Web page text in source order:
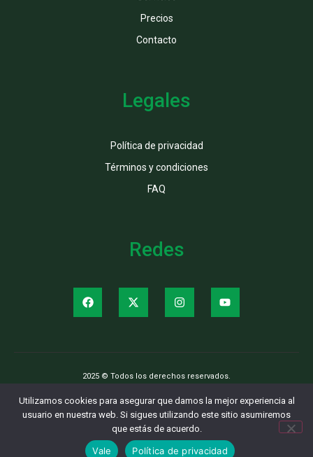
Precios
Contacto
Legales
Política de privacidad
Términos y condiciones
FAQ
Redes
2025 © Todos los derechos reservados.
Utilizamos cookies para asegurar que damos la mejor experiencia al
usuario en nuestra web. Si sigues utilizando este sitio asumiremos
que estás de acuerdo.
Vale Política de privacidad